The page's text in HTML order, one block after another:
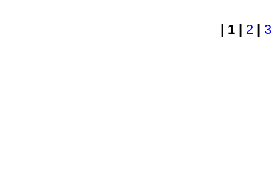
| 1 | 2| 3